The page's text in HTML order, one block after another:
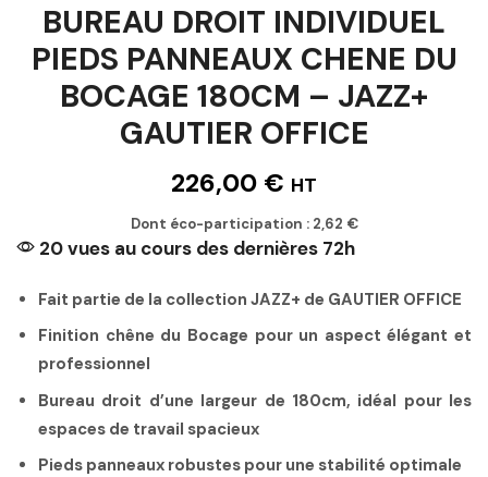
BUREAU DROIT INDIVIDUEL
PIEDS PANNEAUX CHENE DU
BOCAGE 180CM – JAZZ+
GAUTIER OFFICE
226,00 € HT
Dont éco-participation : 2,62 €
20 vues au cours des dernières 72h
Fait partie de la collection JAZZ+ de GAUTIER OFFICE
Finition chêne du Bocage pour un aspect élégant et
professionnel
Bureau droit d’une largeur de 180cm, idéal pour les
espaces de travail spacieux
Pieds panneaux robustes pour une stabilité optimale